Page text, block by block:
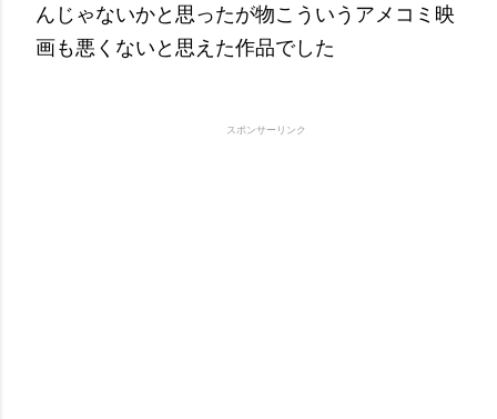
んじゃないかと思ったが物こういうアメコミ映
画も悪くないと思えた作品でした
スポンサーリンク